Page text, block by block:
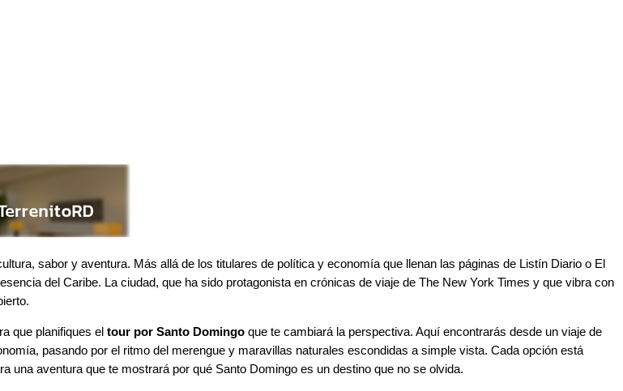
sabor y aventura. Más allá de los titulares de política y economía que llenan las páginas de Listín Diario o El
del Caribe. La ciudad, que ha sido protagonista en crónicas de viaje de The New York Times y que vibra con
que planifiques el tour por Santo Domingo que te cambiará la perspectiva. Aquí encontrarás desde un viaje de
pasando por el ritmo del merengue y maravillas naturales escondidas a simple vista. Cada opción está
una aventura que te mostrará por qué Santo Domingo es un destino que no se olvida.